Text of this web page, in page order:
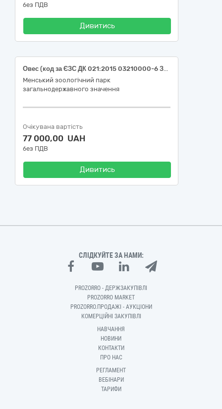
без ПДВ
Дивитись
Овес (код за ЄЗС ДК 021:2015 03210000-6 Зернові культури та картопля)
Менський зоологічний парк
загальнодержавного значення
Очікувана вартість
77 000,00 UAH
без ПДВ
Дивитись
СЛІДКУЙТЕ ЗА НАМИ:
PROZORRO - ДЕРЖЗАКУПІВЛІ
PROZORRO MARKET
PROZORRO.ПРОДАЖІ - АУКЦІОНИ
КОМЕРЦІЙНІ ЗАКУПІВЛІ
НАВЧАННЯ
НОВИНИ
КОНТАКТИ
ПРО НАС
РЕГЛАМЕНТ
ВЕБІНАРИ
ТАРИФИ